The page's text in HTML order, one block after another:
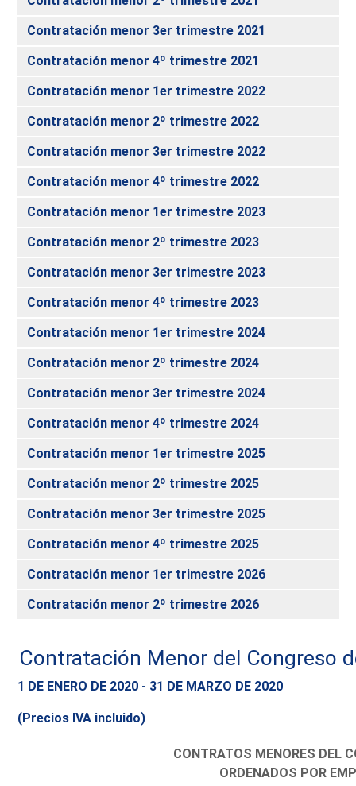
Contratación menor 3er trimestre 2021
Contratación menor 4º trimestre 2021
Contratación menor 1er trimestre 2022
Contratación menor 2º trimestre 2022
Contratación menor 3er trimestre 2022
Contratación menor 4º trimestre 2022
Contratación menor 1er trimestre 2023
Contratación menor 2º trimestre 2023
Contratación menor 3er trimestre 2023
Contratación menor 4º trimestre 2023
Contratación menor 1er trimestre 2024
Contratación menor 2º trimestre 2024
Contratación menor 3er trimestre 2024
Contratación menor 4º trimestre 2024
Contratación menor 1er trimestre 2025
Contratación menor 2º trimestre 2025
Contratación menor 3er trimestre 2025
Contratación menor 4º trimestre 2025
Contratación menor 1er trimestre 2026
Contratación menor 2º trimestre 2026
Contratación Menor del Congreso
1 DE ENERO DE 2020 - 31 DE MARZO DE 2020
(Precios IVA incluido)
CONTRATOS MENORES DEL
ORDENADOS POR